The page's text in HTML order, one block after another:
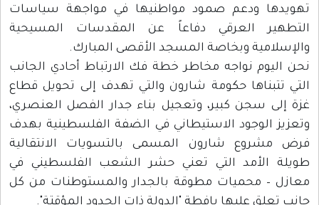
تهويدها ودعم صمود مواطنيها في مواجهة سياسات
التطهير العرقي دفاعاً عن المقدسات المسيحية
والإسلامية وبخاصة المسجد الأقصى المبارك.
نحن اليوم نواجه مخاطر خطة فك الارتباط أحادي الجانب
التي تتبناها حكومة شارون والتي تهدف إلى تحويل قطاع
غزة إلى سجن كبير، وتعجيل بناء جدار الفصل العنصري،
وتعزيز الوجود الاستيطاني في الضفة الفلسطينية بهدف
فرض مشروع شارون المسمى بالتسويات الانتقالية
طويلة الأمد التي تعني حشر الشعب الفلسطيني في
معازل – محميات مطوقة بالجدار والمستوطنات من كل
جانب تعلق عليها يافطة "الدولة ذات الحدود المؤقتة".